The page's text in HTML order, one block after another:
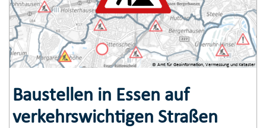
© Amt für Geoinformation, Vermessung und Kataster
Baustellen in Essen auf
verkehrswichtigen Straßen